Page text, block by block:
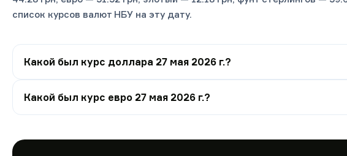
список курсов валют НБУ на эту дату.
Какой был курс доллара 27 мая 2026 г.?
Какой был курс евро 27 мая 2026 г.?